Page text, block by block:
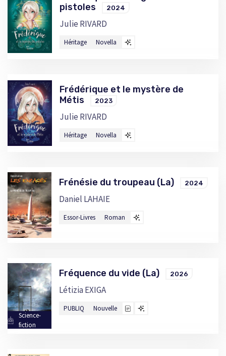
pistoles
2024
Julie RIVARD
Héritage Novella
Frédérique et le mystère de
Métis
2023
Julie RIVARD
Héritage Novella
Frénésie du troupeau (La) 2024
Daniel LAHAIE
Essor-Livres Roman
Science-
fiction
Fréquence du vide (La) 2026
Létizia EXIGA
PUBLIQ Nouvelle